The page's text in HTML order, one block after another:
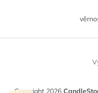
Copyright 2026